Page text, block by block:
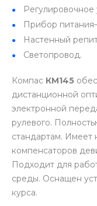
Прибор
Настенный
Светопровод.
Компас КМ145
дистанционной
электронной
рулевого.
стандартам.
компенсаторов
Подходит для
среды. Оснащен
курса.